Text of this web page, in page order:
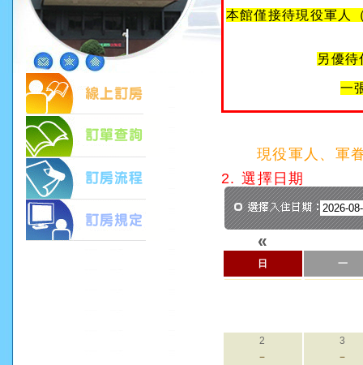
本館僅接待現役軍人
另優
一
現役軍人、軍
2. 選擇日期
«
日 一
2
－
3
－